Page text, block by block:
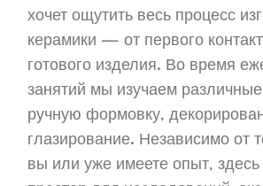
хочет ощутить весь процесс
керамики — от первого
готового изделия. Во время
занятий мы изучаем
ручную формовку,
глазирование. Независимо от
вы или уже имеете опыт,